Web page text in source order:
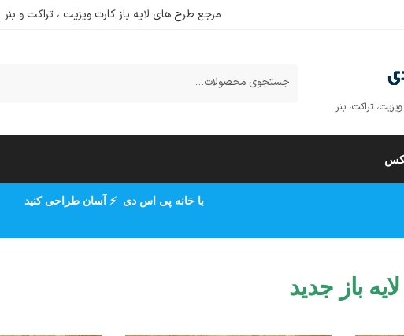
مرجع طرح های لایه باز کارت ویزیت ، تراکت و بنر
با خانه پی اس دی ⚡ آسان طراحی کنید
باز جدید